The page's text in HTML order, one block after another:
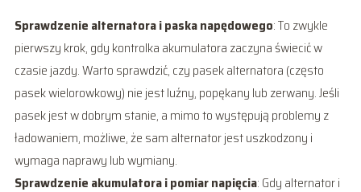
Sprawdzenie alternatora i paska napędowego: To zwykle
pierwszy krok, gdy kontrolka akumulatora zaczyna świecić w
czasie jazdy. Warto sprawdzić, czy pasek alternatora (często
pasek wielorowkowy) nie jest luźny, popękany lub zerwany. Jeśli
pasek jest w dobrym stanie, a mimo to występują problemy z
ładowaniem, możliwe, że sam alternator jest uszkodzony i
wymaga naprawy lub wymiany.
Sprawdzenie akumulatora i pomiar napięcia: Gdy alternator i